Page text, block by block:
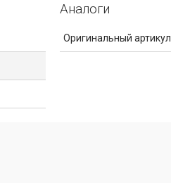
Аналоги
Оригинальный артикул